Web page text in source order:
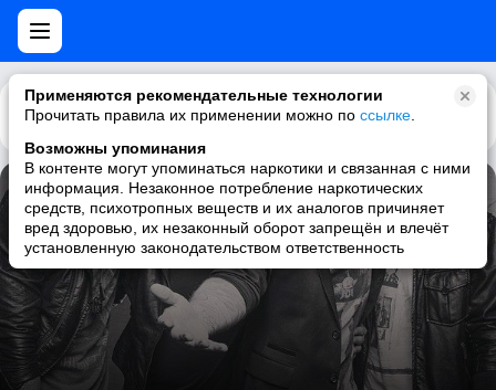
Применяются рекомендательные технологии
Прочитать правила их применении можно по ссылке
Возможны упоминания
В контенте могут упоминаться наркотики и связанная с ними
информация. Незаконное потребление наркотических
средств, психотропных веществ и их аналогов причиняет
вред здоровью, их незаконный оборот запрещён и влечёт
установленную законодательством ответственность
Каталог Рекомендации
Easier To Leave
We Are Harlot